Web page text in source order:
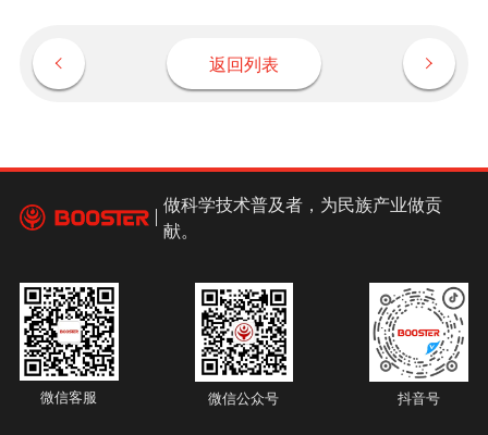
返回列表
做科学技术普及者，为民族产业做贡
献。
微信客服 微信公众号 抖音号